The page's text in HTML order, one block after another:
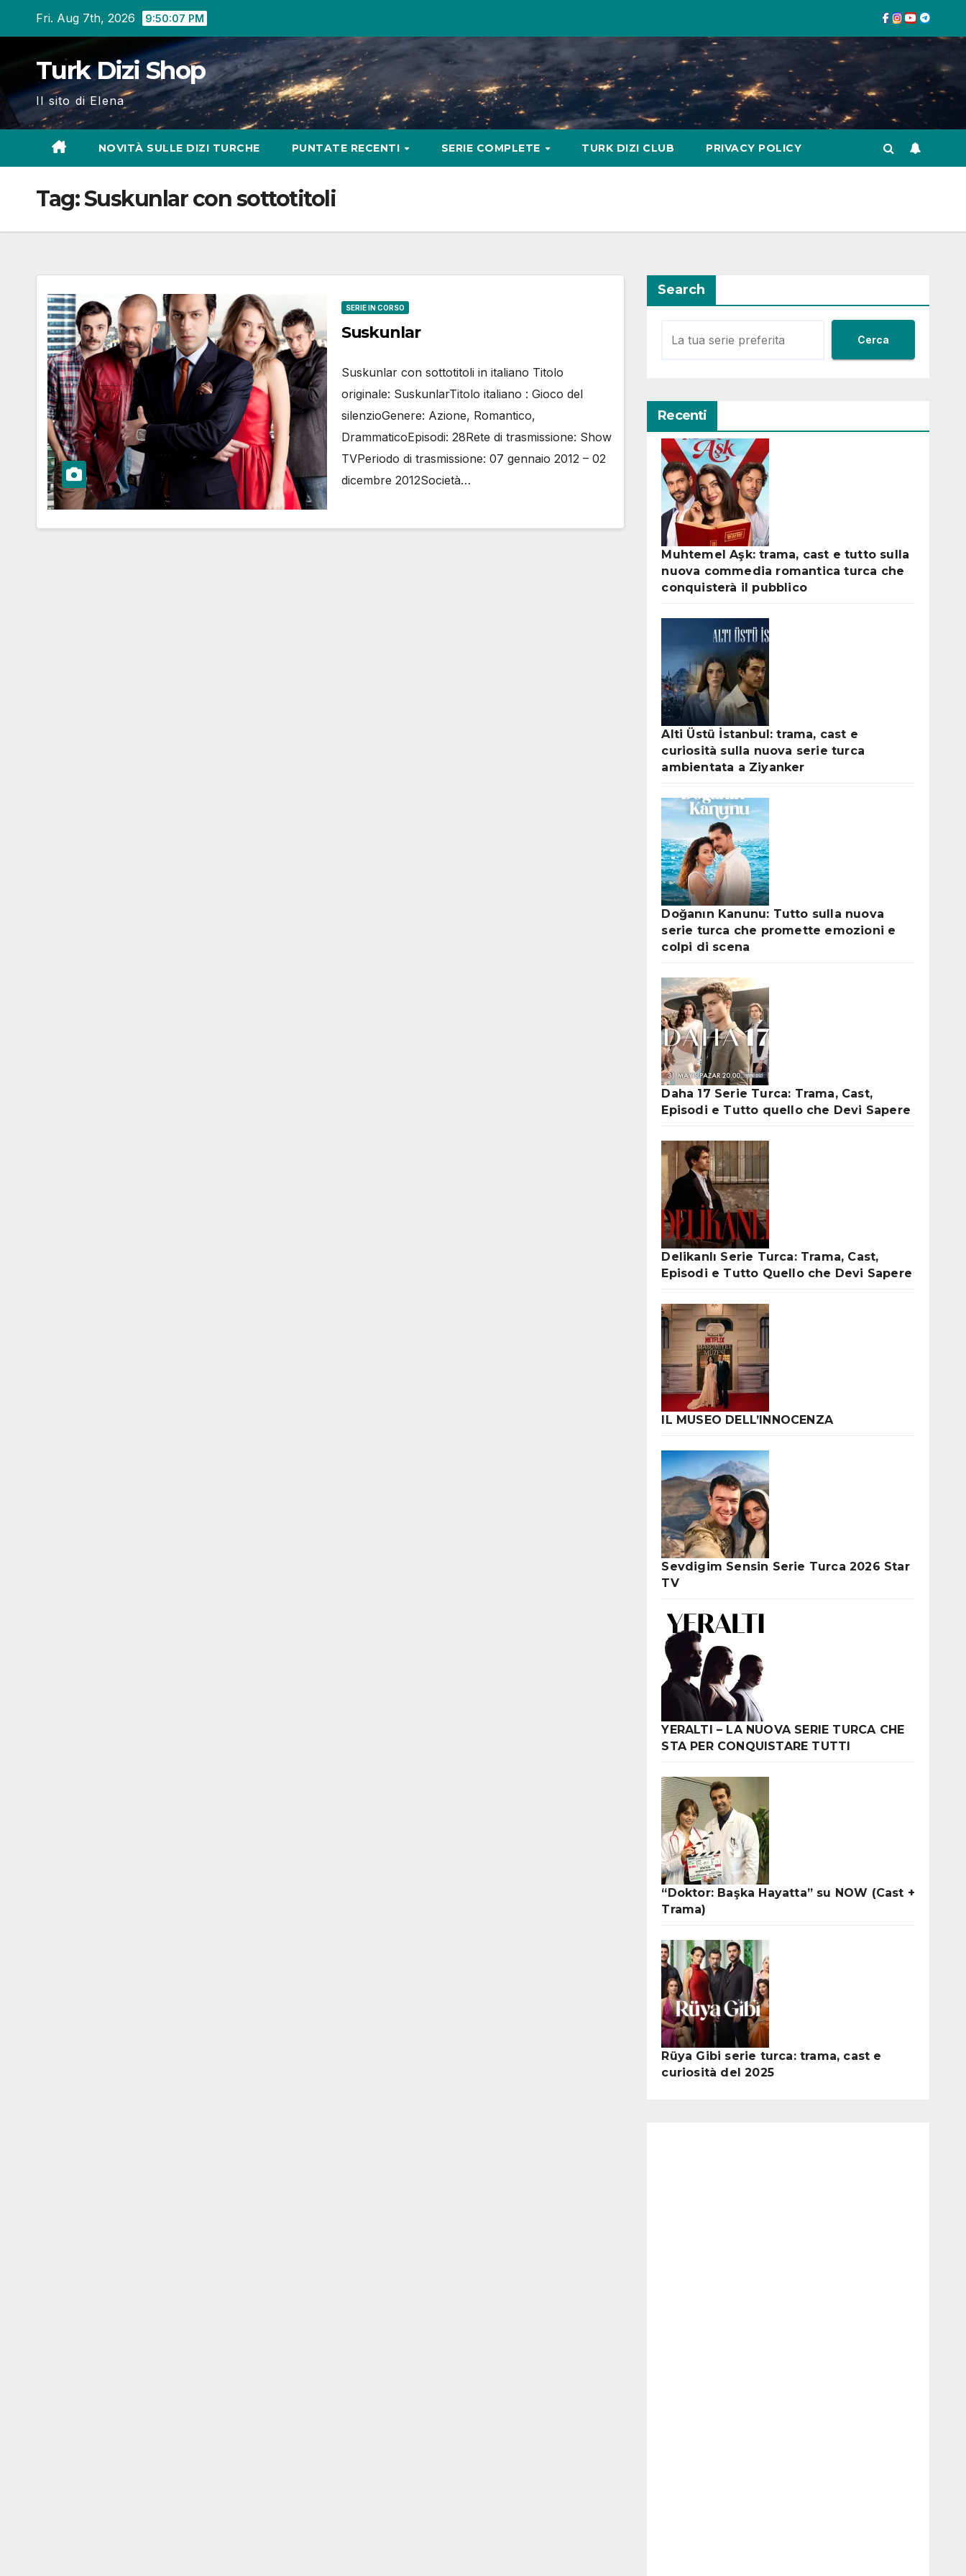
Fri. Aug 7th, 2026 9:50:08 PM
Turk Dizi Shop
Il sito di Elena
NOVITÀ SULLE DIZI TURCHE PUNTATE RECENTI SERIE COMPLETE TURK DIZI CLUB PRIVACY POLICY
Tag:Suskunlar con sottotitoli
SERIE IN CORSO
Suskunlar
Suskunlar con sottotitoli in italiano Titolo
originale: SuskunlarTitolo italiano : Gioco del
silenzioGenere: Azione, Romantico,
DrammaticoEpisodi: 28Rete di trasmissione: Show
TVPeriodo di trasmissione: 07 gennaio 2012 – 02
dicembre 2012Società…
Search
Cerca
Recenti
Muhtemel Aşk: trama, cast e tutto sulla
nuova commedia romantica turca che
conquisterà il pubblico
Alti Üstü İstanbul: trama, cast e
curiosità sulla nuova serie turca
ambientata a Ziyanker
Doğanın Kanunu: Tutto sulla nuova
serie turca che promette emozioni e
colpi di scena
Daha 17 Serie Turca: Trama, Cast,
Episodi e Tutto quello che Devi Sapere
Delikanlı Serie Turca: Trama, Cast,
Episodi e Tutto Quello che Devi Sapere
IL MUSEO DELL’INNOCENZA
Sevdigim Sensin Serie Turca 2026 Star
TV
YERALTI – LA NUOVA SERIE TURCA CHE
STA PER CONQUISTARE TUTTI
“Doktor: Başka Hayatta” su NOW (Cast +
Trama)
Rüya Gibi serie turca: trama, cast e
curiosità del 2025